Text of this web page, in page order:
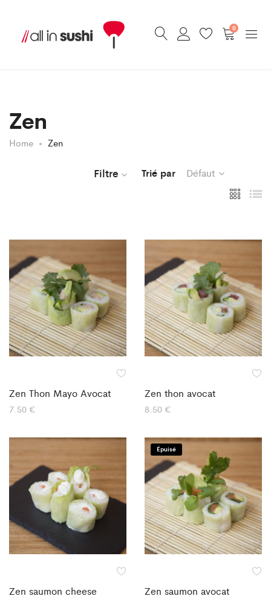
0
Zen
Home Zen
Filtre Trié par Défaut
Zen Thon Mayo Avocat
7.50 €
Zen thon avocat
8.50 €
Zen saumon cheese
Épuisé
Zen saumon avocat